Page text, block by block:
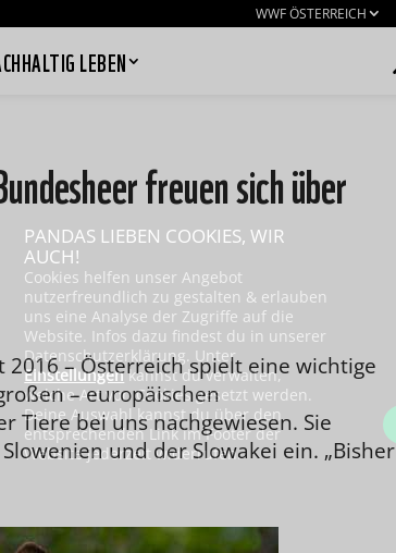
WWF ÖSTERREICH
LEBEN
freuen sich über
2016 – Österreich spielt eine wichtige
– europäischen
Tiere bei uns nachgewiesen. Sie
und der Slowakei ein. „Bisher
PANDAS LIEBEN COOKIES, WIR
AUCH!
Cookies helfen unser Angebot
nutzerfreundlich zu gestalten & erlauben
uns eine Analyse der Zugriffe auf die
Website. Infos dazu findest du in unserer
Datenschutzerklärung. Unter
Einstellungen kannst du verwalten,
welche Art von Cookies gesetzt werden.
Deine Auswahl kannst du über den
entsprechenden Link im Footer der
Website jederzeit widerrufen.